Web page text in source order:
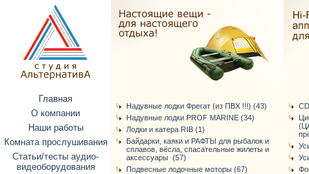
Главная
О компании
Наши работы
Комната прослушивания
Статьи/тесты аудио-
видеоборудования
Надувные лодки Фрегат (из ПВХ !!!) (43)
Надувные лодки PROF MARINE (34)
Лодки и катера RIB (1)
Байдарки, каяки и РАФТЫ для рыбалок и
сплавов, вёсла, спасательные жилеты и
аксессуары (57)
Подвесные лодочные моторы (67)